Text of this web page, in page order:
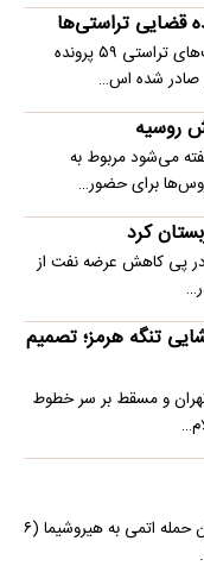
قضایی تراستی‌ها
دادستان تهران گفت: تاکنون برای مدیران شرکت‌های تراستی ۵۹ پرونده
روسیه
می‌شود مربوط به
برای حضور…
کرد
پی کاهش عرضه نفت از
تنگه هرمز؛ تصمیم
و مسقط بر سر خطوط
سفیر ایران در توکیو، در مراسم یادبود کشته‌شدگان حمله اتمی به هیروشیما (۶